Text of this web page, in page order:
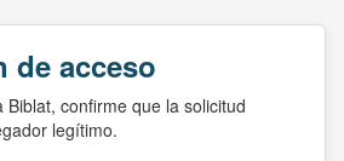
de acceso
Biblat, confirme que la solicitud
legítimo.